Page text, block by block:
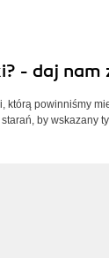
- daj nam
którą powinniśmy
by wskazany